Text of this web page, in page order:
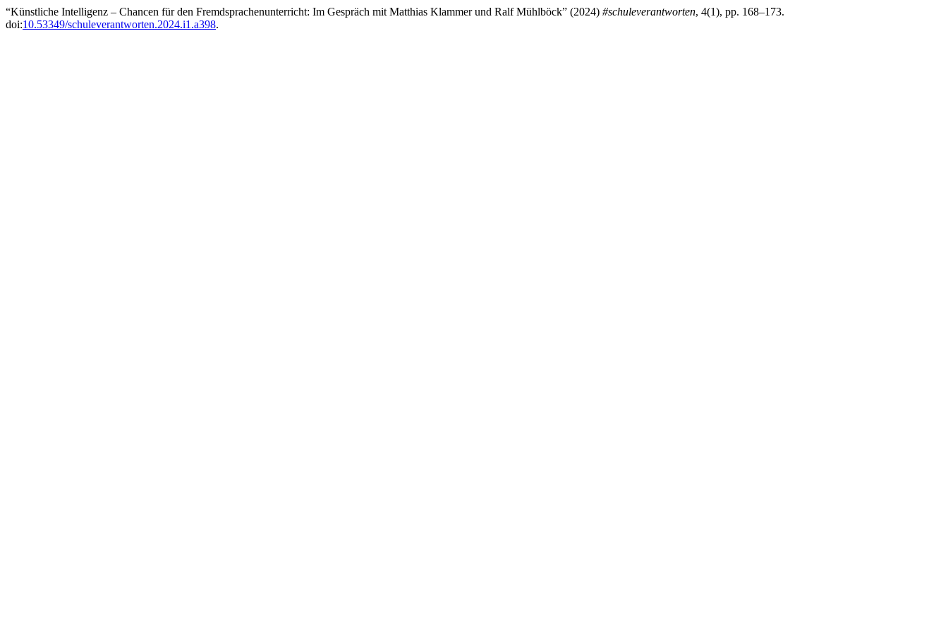
“Künstliche Intelligenz – Chancen für den Fremdsprachenunterricht: Im Gespräch mit Matthias Klammer und Ralf Mühlböck” (2024) #schuleverantworten, 4(1), pp. 168–173.
doi:10.53349/schuleverantworten.2024.i1.a398.